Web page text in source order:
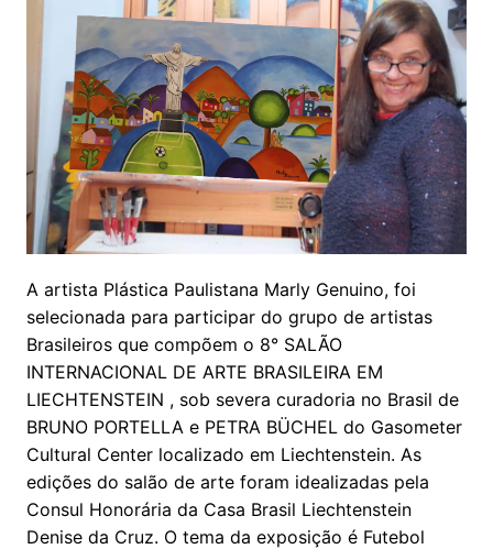
A artista Plástica Paulistana Marly Genuino, foi
selecionada para participar do grupo de artistas
Brasileiros que compõem o 8° SALÃO
INTERNACIONAL DE ARTE BRASILEIRA EM
LIECHTENSTEIN , sob severa curadoria no Brasil de
BRUNO PORTELLA e PETRA BÜCHEL do Gasometer
Cultural Center localizado em Liechtenstein. As
edições do salão de arte foram idealizadas pela
Consul Honorária da Casa Brasil Liechtenstein
Denise da Cruz. O tema da exposição é Futebol